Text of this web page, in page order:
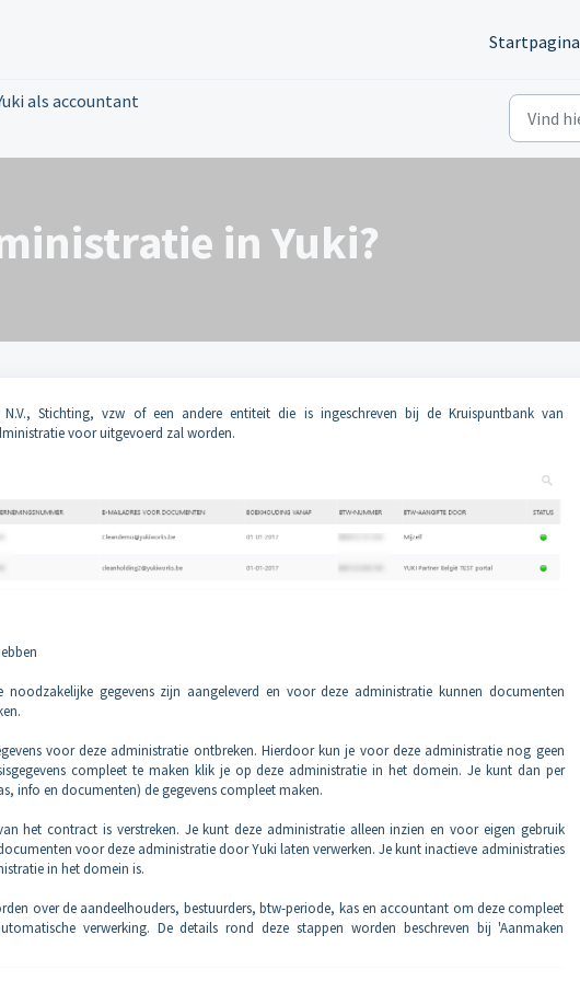
Startpagina
als accountant
in Yuki?
N.V., Stichting, vzw of een andere entiteit die is ingeschreven bij de Kruispuntbank van
voor uitgevoerd zal worden.
gegevens zijn aangeleverd en voor deze administratie kunnen documenten
voor deze administratie ontbreken. Hierdoor kun je voor deze administratie nog geen
compleet te maken klik je op deze administratie in het domein. Je kunt dan per
info en documenten) de gegevens compleet maken.
het contract is verstreken. Je kunt deze administratie alleen inzien en voor eigen gebruik
voor deze administratie door Yuki laten verwerken. Je kunt inactieve administraties
in het domein is.
over de aandeelhouders, bestuurders, btw-periode, kas en accountant om deze compleet
verwerking. De details rond deze stappen worden beschreven bij 'Aanmaken